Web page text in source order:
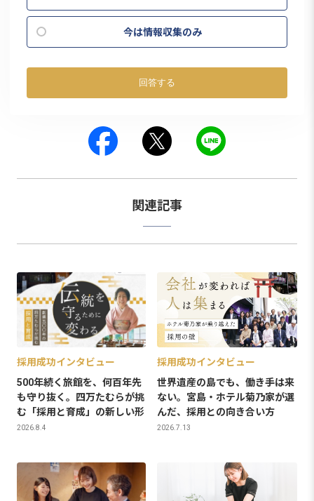
今は情報収集のみ
回答する
関連記事
採用成功インタビュー
500年続く旅館を、何百年先
も守り抜く。四万たむらが挑
む「採用と育成」の新しい形
2026.8.4
採用成功インタビュー
世界遺産の島でも、働き手は来
ない。宮島・ホテル菊乃家が選
んだ、採用との向き合い方
2026.7.13